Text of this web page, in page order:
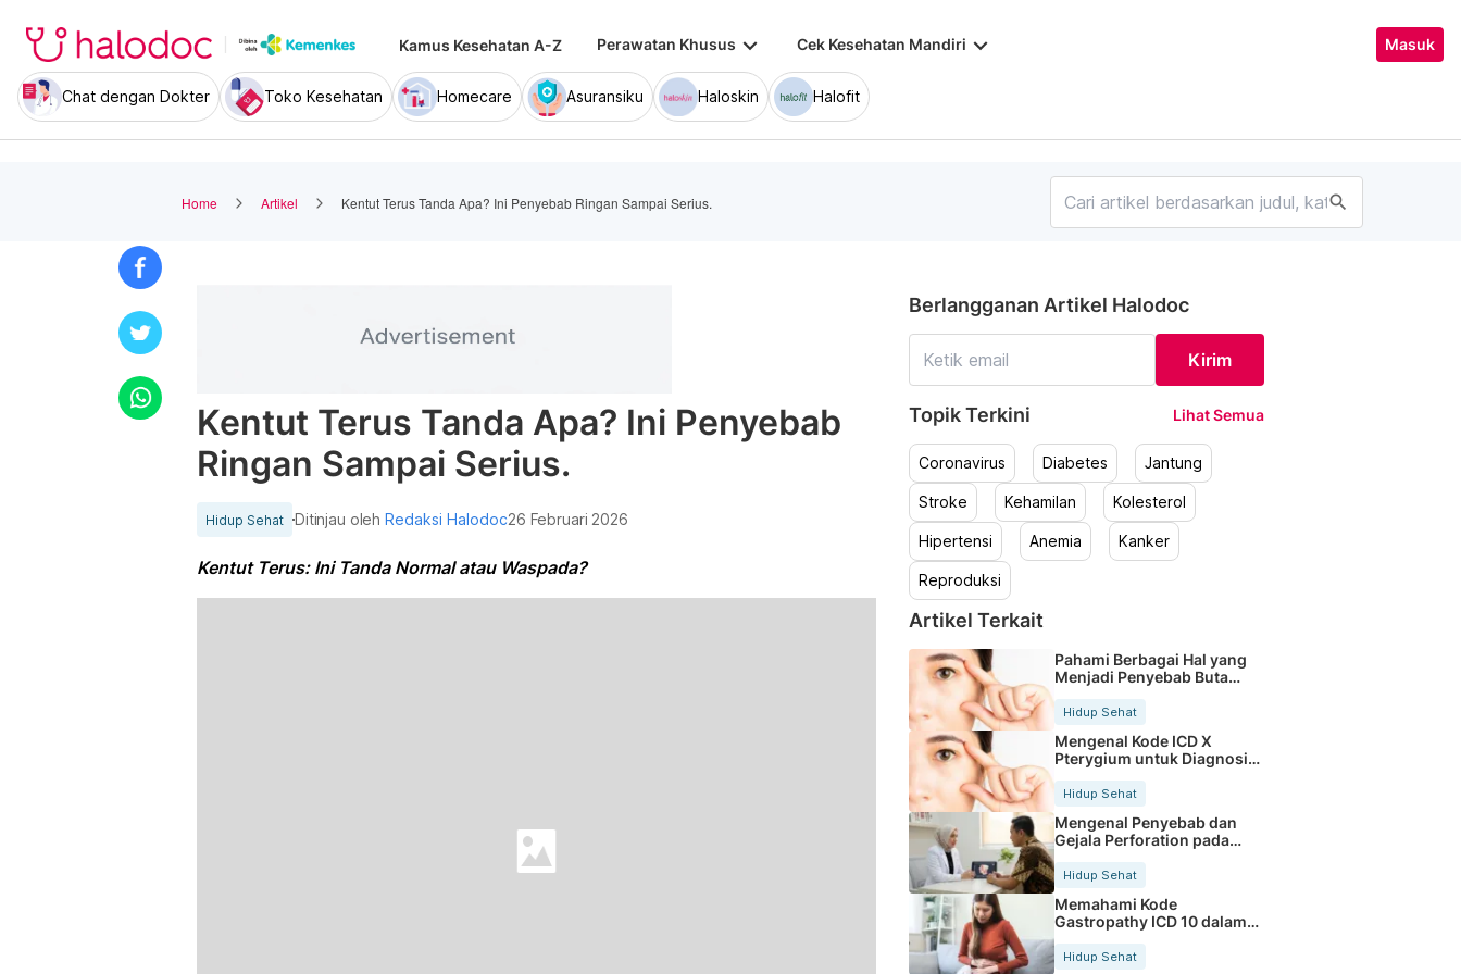
Kamus Kesehatan A-Z Perawatan Khusus keyboard_arrow_down Cek Kesehatan Mandiri keyboard_arrow_down Masuk
Chat dengan Dokter Toko Kesehatan Homecare Asuransiku Haloskin Halofit
Home Artikel Kentut Terus Tanda Apa? Ini Penyebab Ringan Sampai Serius. search
Kentut Terus Tanda Apa? Ini Penyebab
Ringan Sampai Serius.
Hidup Sehat Ditinjau olehRedaksi Halodoc26 Februari 2026
Kentut Terus: Ini Tanda Normal atau Waspada?
Berlangganan Artikel Halodoc
Kirim
Topik Terkini Lihat Semua
Coronavirus Diabetes Jantung
Stroke Kehamilan Kolesterol
Hipertensi Anemia Kanker
Reproduksi
Artikel Terkait
Pahami Berbagai Hal yang
Menjadi Penyebab Buta
Hidup Sehat
Mengenal Kode ICD X
Pterygium untuk Diagnosis
Hidup Sehat
Mengenal Penyebab dan
Gejala Perforation pada
Tubuh
Hidup Sehat
Memahami Kode
Gastropathy ICD 10 dalam
Rekam Medis Pasien
Hidup Sehat